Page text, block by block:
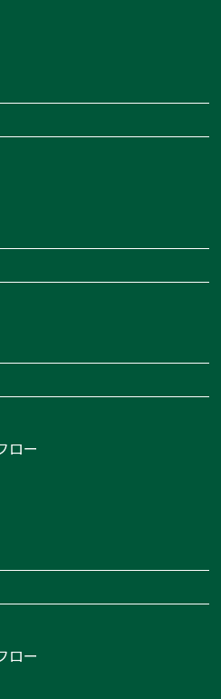
ロー
ロー